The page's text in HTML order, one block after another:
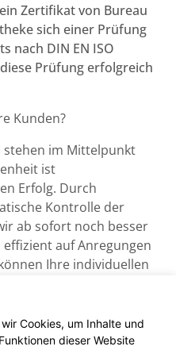
Zertifikat von Bureau
sich einer Prüfung
nach DIN EN ISO
Prüfung erfolgreich
Kunden?
stehen im Mittelpunkt
ist
Erfolg. Durch
Kontrolle der
ab sofort noch besser
auf Anregungen
Ihre individuellen
und stets an den
Beratungsqualität
Cookies, um Inhalte und
dieser Website